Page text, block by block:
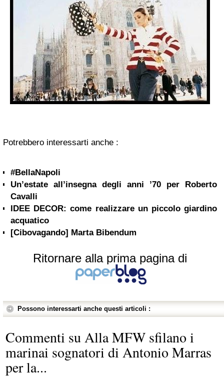
Potrebbero interessarti anche :
#BellaNapoli
Un’estate all’insegna degli anni ’70 per Roberto
Cavalli
IDEE DECOR: come realizzare un piccolo giardino
acquatico
[Cibovagando] Marta Bibendum
Ritornare alla prima pagina di
Possono interessarti anche questi articoli :
Commenti su Alla MFW sfilano i
marinai sognatori di Antonio Marras
per la...